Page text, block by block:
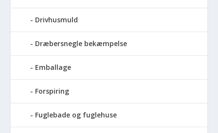
Drivhusmuld
Dræbersnegle bekæmpelse
Emballage
Forspiring
Fuglebade og fuglehuse